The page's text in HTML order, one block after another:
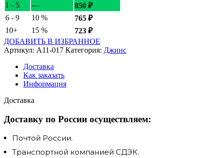
1 - 5
— 850 ₽
6 - 9
10 % 765 ₽
10+
15 % 723 ₽
ДОБАВИТЬ В ИЗБРАННОЕ
Артикул: A11-017 Категория: Джинс
Доставка
Как заказать
Информация
Доставка
Доставку по России осуществляем:
Почтой России.
Транспортной компанией СДЭК.